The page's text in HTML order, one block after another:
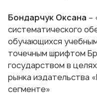
Бондарчук Оксана –
систематического
обучающихся
точечным шрифтом
государством в
рынка издательства
сегменте»